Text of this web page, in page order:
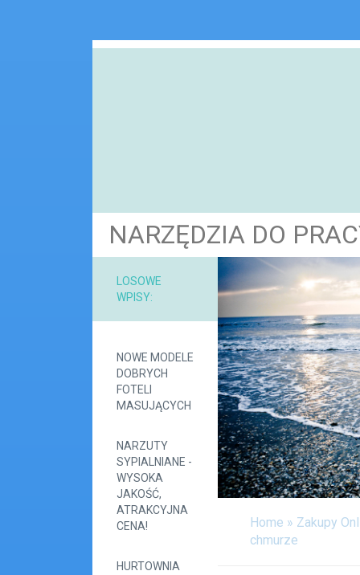
NARZĘDZIA DO
LOSOWE
WPISY:
NOWE MODELE
DOBRYCH
FOTELI
MASUJĄCYCH
NARZUTY
SYPIALNIANE -
WYSOKA
JAKOŚĆ,
ATRAKCYJNA
CENA!
HURTOWNIA
Home » Zakupy
chmurze